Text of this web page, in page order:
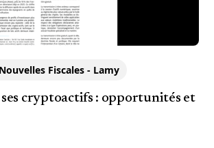
Fiscales - Lamy
cryptoactifs : opportunités et